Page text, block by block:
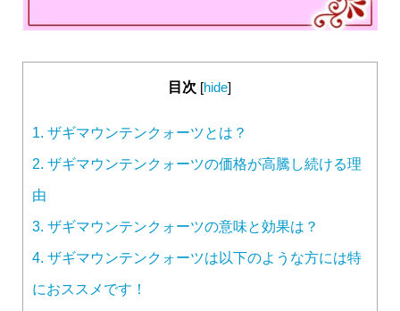
目次 [hide]
1. ザギマウンテンクォーツとは？
2. ザギマウンテンクォーツの価格が高騰し続ける理
由
3. ザギマウンテンクォーツの意味と効果は？
4. ザギマウンテンクォーツは以下のような方には特
におススメです！